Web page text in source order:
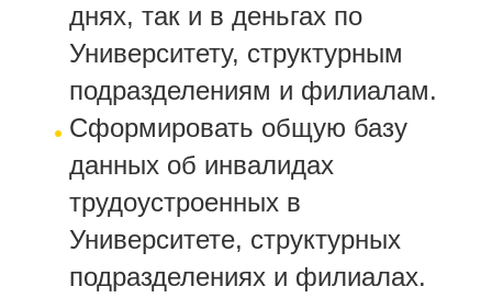
днях, так и в деньгах по
Университету, структурным
подразделениям и филиалам.
Сформировать общую базу
данных об инвалидах
трудоустроенных в
Университете, структурных
подразделениях и филиалах.